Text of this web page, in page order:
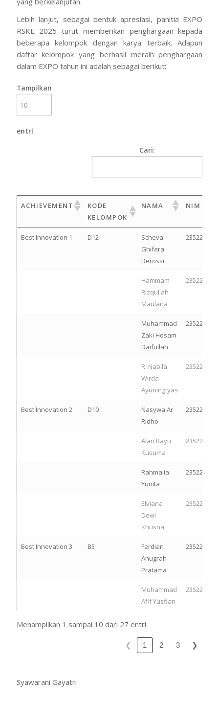
Lebih lanjut, sebagai bentuk apresiasi, panitia EXPO
RSKE 2025 turut memberikan penghargaan kepada
beberapa kelompok dengan karya terbaik. Adapun
daftar kelompok yang berhasil meraih penghargaan
dalam EXPO tahun ini adalah sebagai berikut:
Tampilkan
entri
Cari:
ACHIEVEMENT
KODE
KELOMPOK
NAMA NIM
Best Innovation 1 D12
Scheva
Ghifara
Derossi
23522214
Hammam
Rizqullah
Maulana
23522236
Muhammad
Zaki Hosam
Daifullah
23522153
R. Nabila
Wirda
Ayuningtyas
23522150
Best Innovation 2 D10
Nasywa Ar
Ridho
23522300
Alan Bayu
Kusuma
23522266
Rahmalia
Yunita
23522105
Elviana
Dewi
Khusna
23522092
Best Innovation 3 B3
Ferdian
Anugrah
Pratama
23522251
Muhammad
Afif Yusfian
23522278
Menampilkan 1 sampai 10 dari 27 entri
❮ 1 2 3 ❯
Syawarani Gayatri